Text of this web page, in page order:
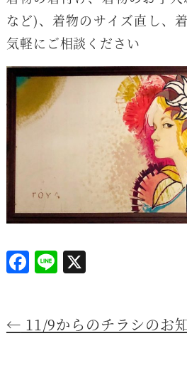
など)、着物のサイズ直し、
気軽にご相談ください
F
a
e
Li
n
X
← 11/9からのチラシのお